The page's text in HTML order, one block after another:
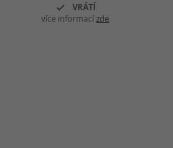
VRÁTÍ
více informacízde